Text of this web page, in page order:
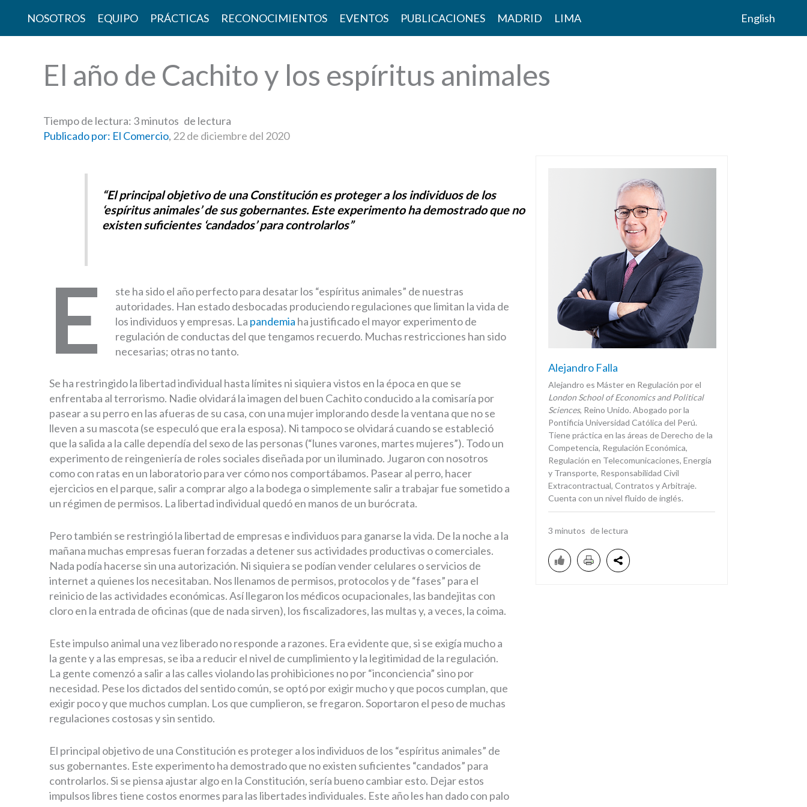
content
NOSOTROS EQUIPO PRÁCTICAS RECONOCIMIENTOS EVENTOS PUBLICACIONES MADRID LIMA English
El año de Cachito y los espíritus animales
Tiempo de lectura: 3minutos
Publicado por: El Comercio, 22 de diciembre del 2020
“El principal objetivo de una Constitución es proteger a los individuos de los
‘espíritus animales’ de sus gobernantes. Este experimento ha demostrado que no
existen suficientes ‘candados’ para controlarlos”
E
ste ha sido el año perfecto para desatar los “espíritus animales” de nuestras
autoridades. Han estado desbocadas produciendo regulaciones que limitan la vida de
los individuos y empresas. La pandemia ha justificado el mayor experimento de
regulación de conductas del que tengamos recuerdo. Muchas restricciones han sido
necesarias; otras no tanto.
Se ha restringido la libertad individual hasta límites ni siquiera vistos en la época en que se
enfrentaba al terrorismo. Nadie olvidará la imagen del buen Cachito conducido a la comisaría por
pasear a su perro en las afueras de su casa, con una mujer implorando desde la ventana que no se
lleven a su mascota (se especuló que era la esposa). Ni tampoco se olvidará cuando se estableció
que la salida a la calle dependía del sexo de las personas (“lunes varones, martes mujeres”). Todo un
experimento de reingeniería de roles sociales diseñada por un iluminado. Jugaron con nosotros
como con ratas en un laboratorio para ver cómo nos comportábamos. Pasear al perro, hacer
ejercicios en el parque, salir a comprar algo a la bodega o simplemente salir a trabajar fue sometido a
un régimen de permisos. La libertad individual quedó en manos de un burócrata.
Pero también se restringió la libertad de empresas e individuos para ganarse la vida. De la noche a la
mañana muchas empresas fueran forzadas a detener sus actividades productivas o comerciales.
Nada podía hacerse sin una autorización. Ni siquiera se podían vender celulares o servicios de
internet a quienes los necesitaban. Nos llenamos de permisos, protocolos y de “fases” para el
reinicio de las actividades económicas. Así llegaron los médicos ocupacionales, las bandejitas con
cloro en la entrada de oficinas (que de nada sirven), los fiscalizadores, las multas y, a veces, la coima.
Este impulso animal una vez liberado no responde a razones. Era evidente que, si se exigía mucho a
la gente y a las empresas, se iba a reducir el nivel de cumplimiento y la legitimidad de la regulación.
La gente comenzó a salir a las calles violando las prohibiciones no por “inconciencia” sino por
necesidad. Pese los dictados del sentido común, se optó por exigir mucho y que pocos cumplan, que
exigir poco y que muchos cumplan. Los que cumplieron, se fregaron. Soportaron el peso de muchas
regulaciones costosas y sin sentido.
El principal objetivo de una Constitución es proteger a los individuos de los “espíritus animales” de
sus gobernantes. Este experimento ha demostrado que no existen suficientes “candados” para
controlarlos. Si se piensa ajustar algo en la Constitución, sería bueno cambiar esto. Dejar estos
impulsos libres tiene costos enormes para las libertades individuales. Este año les han dado con palo
Alejandro Falla
Alejandro es Máster en Regulación por el
London School of Economics and Political
Sciences, Reino Unido. Abogado por la
Pontificia Universidad Católica del Perú.
Tiene práctica en las áreas de Derecho de la
Competencia, Regulación Económica,
Regulación en Telecomunicaciones, Energía
y Transporte, Responsabilidad Civil
Extracontractual, Contratos y Arbitraje.
Cuenta con un nivel fluido de inglés.
3 minutos